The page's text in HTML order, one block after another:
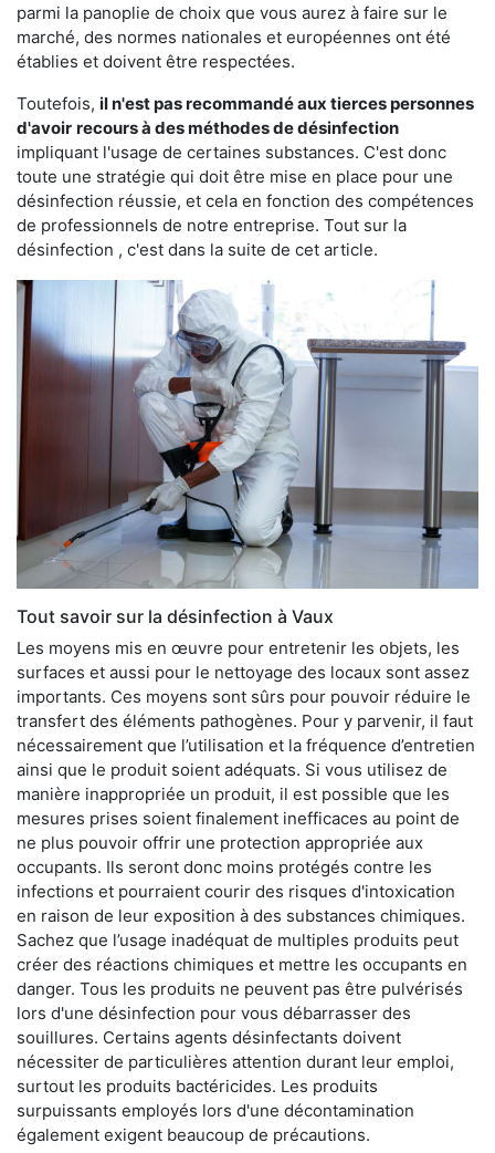
parmi la panoplie de choix que vous aurez à faire sur le
marché, des normes nationales et européennes ont été
établies et doivent être respectées.
Toutefois, il n'est pas recommandé aux tierces personnes
d'avoir recours à des méthodes de désinfection
impliquant l'usage de certaines substances. C'est donc
toute une stratégie qui doit être mise en place pour une
désinfection réussie, et cela en fonction des compétences
de professionnels de notre entreprise. Tout sur la
désinfection , c'est dans la suite de cet article.
Tout savoir sur la désinfection à Vaux
Les moyens mis en œuvre pour entretenir les objets, les
surfaces et aussi pour le nettoyage des locaux sont assez
importants. Ces moyens sont sûrs pour pouvoir réduire le
transfert des éléments pathogènes. Pour y parvenir, il faut
nécessairement que l’utilisation et la fréquence d’entretien
ainsi que le produit soient adéquats. Si vous utilisez de
manière inappropriée un produit, il est possible que les
mesures prises soient finalement inefficaces au point de
ne plus pouvoir offrir une protection appropriée aux
occupants. Ils seront donc moins protégés contre les
infections et pourraient courir des risques d'intoxication
en raison de leur exposition à des substances chimiques.
Sachez que l’usage inadéquat de multiples produits peut
créer des réactions chimiques et mettre les occupants en
danger. Tous les produits ne peuvent pas être pulvérisés
lors d'une désinfection pour vous débarrasser des
souillures. Certains agents désinfectants doivent
nécessiter de particulières attention durant leur emploi,
surtout les produits bactéricides. Les produits
surpuissants employés lors d'une décontamination
également exigent beaucoup de précautions.